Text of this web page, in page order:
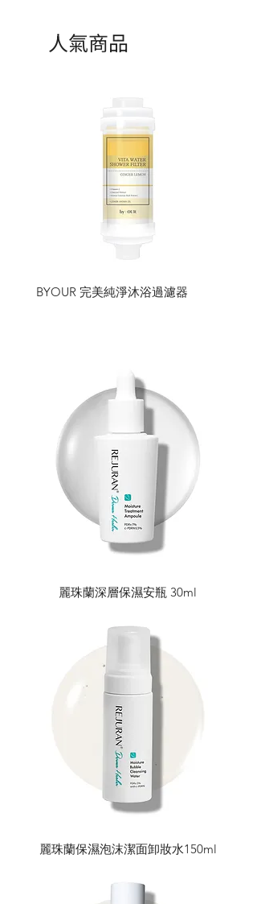
人氣商品
BYOUR 完美純淨沐浴過濾器
麗珠蘭深層保濕安瓶 30ml
麗珠蘭保濕泡沫潔面卸妝水150ml